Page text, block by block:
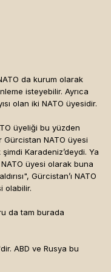
da kurum olarak
isteyebilir. Ayrıca
olan iki NATO üyesidir.
üyeliği bu yüzden
Gürcistan NATO üyesi
Karadeniz’deydi. Ya
üyesi olarak buna
Gürcistan’ı NATO
olabilir.
da tam burada
ABD ve Rusya bu